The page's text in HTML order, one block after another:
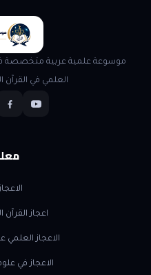
موسوعة علمية عربية متخصصة في
العلمي في القرآن
اعجاز القرآن
الاعجاز العلمي
الاعجاز في